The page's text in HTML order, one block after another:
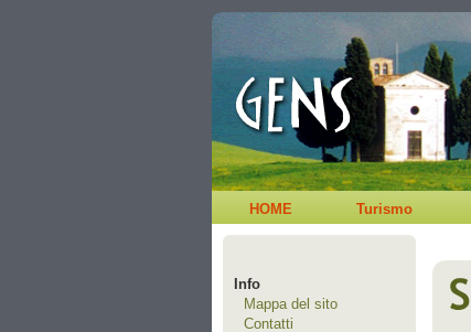
HOME Turismo
Info
Mappa del sito
Contatti